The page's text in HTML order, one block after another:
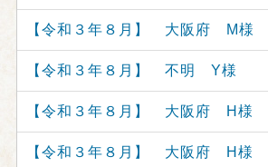
【令和３年８月】 大阪府 M様
【令和３年８月】 不明 Y様
【令和３年８月】 大阪府 H様
【令和３年８月】 大阪府 H様